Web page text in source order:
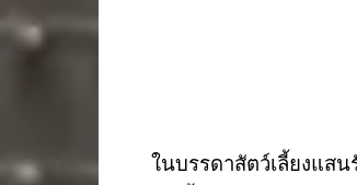
ในบรรดาสัตว์เลี้ยงแส